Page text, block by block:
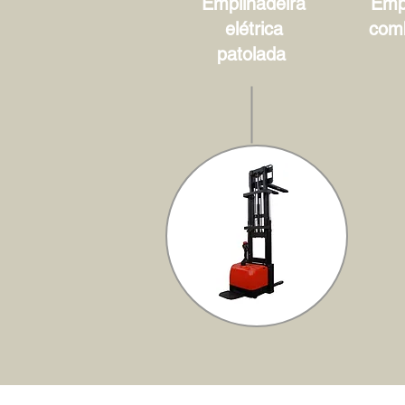
elétrica
patolada